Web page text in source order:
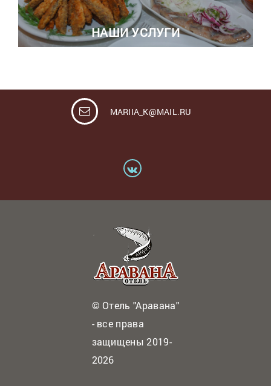
НАШИ УСЛУГИ
MARIIA_K@MAIL.RU
© Отель "Аравана"
- все права
защищены 2019-
2026